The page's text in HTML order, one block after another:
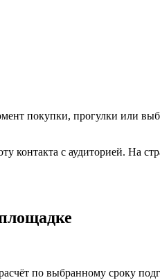
покупки, прогулки или
контакта с аудиторией. На
по выбранному сроку